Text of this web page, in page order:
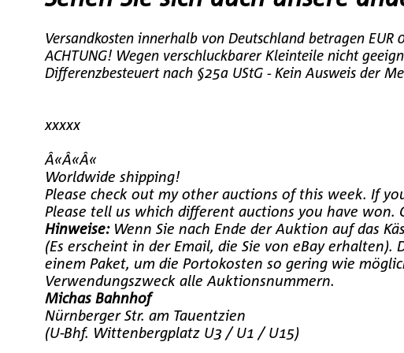
Versandkosten innerhalb von Deutschland betragen EUR
ACHTUNG! Wegen verschluckbarer Kleinteile nicht
Differenzbesteuert nach §25a UStG - Kein Ausweis der
xxxxx
Â«Â«Â«
Worldwide shipping!
Please check out my other auctions of this week. If
Please tell us which different auctions you have won.
Hinweise:Wenn Sie nach Ende der Auktion auf das
(Es erscheint in der Email, die Sie von eBay
einem Paket, um die Portokosten so gering wie
Verwendungszweck alle Auktionsnummern.
Michas Bahnhof
Nürnberger Str. am Tauentzien
(U-Bhf. Wittenbergplatz U3 / U1 / U15)